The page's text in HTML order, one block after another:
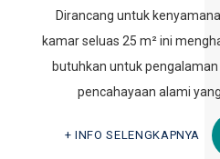
Dirancang untuk
kamar seluas 25 m² ini
butuhkan untuk
pencahayaan alami
INFO SELENGKAPNYA